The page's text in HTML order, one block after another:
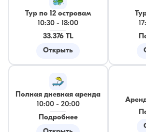
Тур по 12 островам
10:30 -
18:00
33.376 TL
Открыть
Полная дневная аренда
10:00- 20:00
Подробнее